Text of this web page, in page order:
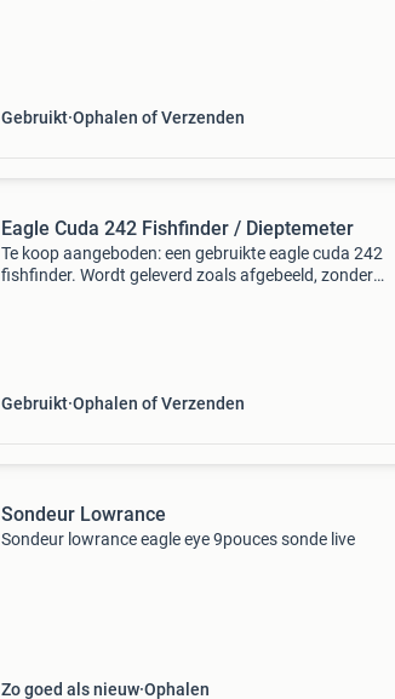
Gebruikt Ophalen of Verzenden
Eagle Cuda 242 Fishfinder / Dieptemeter
Te koop aangeboden: een gebruikte eagle cuda 242
fishfinder. Wordt geleverd zoals afgebeeld, zonder
Gebruikt Ophalen of Verzenden
Sondeur Lowrance
Sondeur lowrance eagle eye 9pouces sonde live
Zo goed als nieuw Ophalen